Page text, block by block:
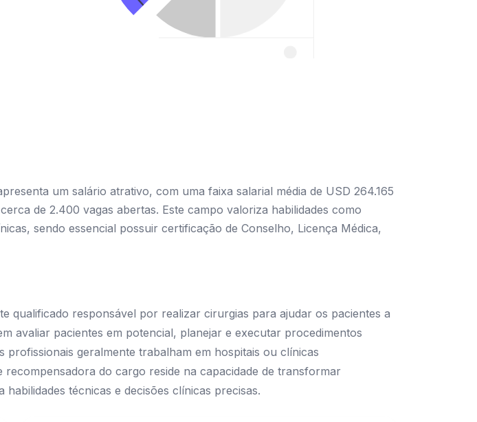
um salário atrativo, com uma faixa salarial média de USD 264.165
de 2.400 vagas abertas. Este campo valoriza habilidades como
sendo essencial possuir certificação de Conselho, Licença Médica,
qualificado responsável por realizar cirurgias para ajudar os pacientes a
avaliar pacientes em potencial, planejar e executar procedimentos
geralmente trabalham em hospitais ou clínicas
do cargo reside na capacidade de transformar
técnicas e decisões clínicas precisas.